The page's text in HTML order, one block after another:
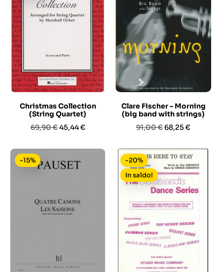
Christmas Collection
(String Quartet)
Prezzo
69,90 €Prezzo
45,44 €
Clare Fischer - Morning
(big band with strings)
Prezzo
91,00 € Prezzo
68,25 €
-15%
-20%
In saldo!